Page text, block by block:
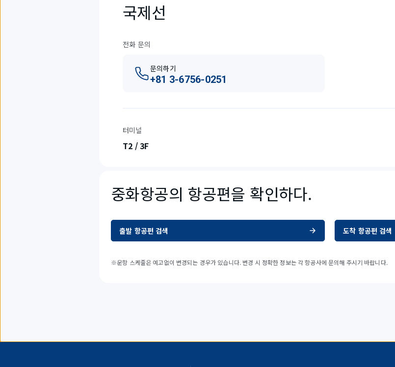
국제선
전화 문의
문의하기
+81 3-6756-0251
터미널
T2 / 3F
중화항공의 항공편을 확인하다.
출발 항공편 검색 도착 항공편 검색
※운항 스케줄은 예고없이 변경되는 경우가 있습니다. 변경 시 정확한 정보는 각 항공사에 문의해 주시기 바랍니다.